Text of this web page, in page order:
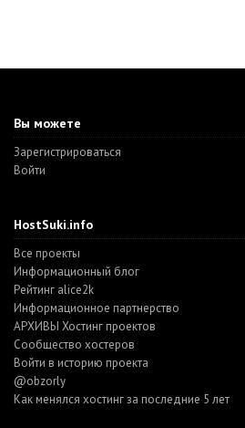
Вы можете
Зарегистрироваться
Войти
HostSuki.info
Все проекты
Информационный блог
Рейтинг alice2k
Информационное партнерство
АРХИВЫ Хостинг проектов
Cообщество хостеров
Войти в историю проекта
@obzorly
Как менялся хостинг за последние 5 лет